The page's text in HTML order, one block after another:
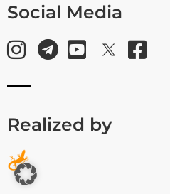
Social Media
Realized by